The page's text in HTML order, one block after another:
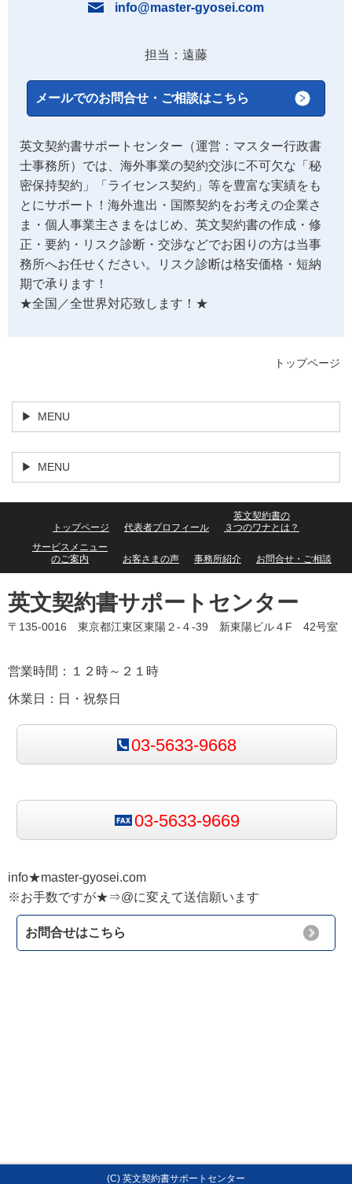
info@master-gyosei.com
担当：遠藤
メールでのお問合せ・ご相談はこちら
英文契約書サポートセンター（運営：マスター行政書
士事務所）では、海外事業の契約交渉に不可欠な「秘
密保持契約」「ライセンス契約」等を豊富な実績をも
とにサポート！海外進出・国際契約をお考えの企業さ
ま・個人事業主さまをはじめ、英文契約書の作成・修
正・要約・リスク診断・交渉などでお困りの方は当事
務所へお任せください。リスク診断は格安価格・短納
期で承ります！
★全国／全世界対応致します！★
トップページ
MENU
MENU
トップページ 代表者プロフィール
英文契約書の
３つのワナとは？
サービスメニュー
のご案内
お客さまの声 事務所紹介 お問合せ・ご相談
英文契約書サポートセンター
〒135-0016 東京都江東区東陽２-４-39 新東陽ビル４F 42号室
営業時間：１２時～２１時
休業日：日・祝祭日
03-5633-9668
03-5633-9669
info★master-gyosei.com
※お手数ですが★⇒@に変えて送信願います
お問合せはこちら
(C) 英文契約書サポートセンター